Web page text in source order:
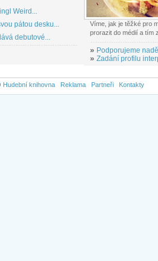
Weird...
pátou desku...
debutové...
Víme, jak je těžké pro
prorazit do médií a tím
» Podporujeme
» Zadání profilu
Hudební knihovna Reklama Partneři Kontakty